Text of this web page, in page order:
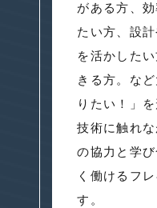
がある方、
たい方、設
を活かした
きる方。な
りたい！」
技術に触れ
の協力と学
く働けるフ
す。